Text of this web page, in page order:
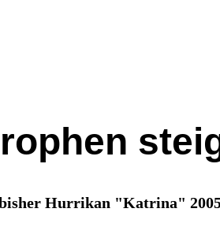
Hurrikan "Katrina"